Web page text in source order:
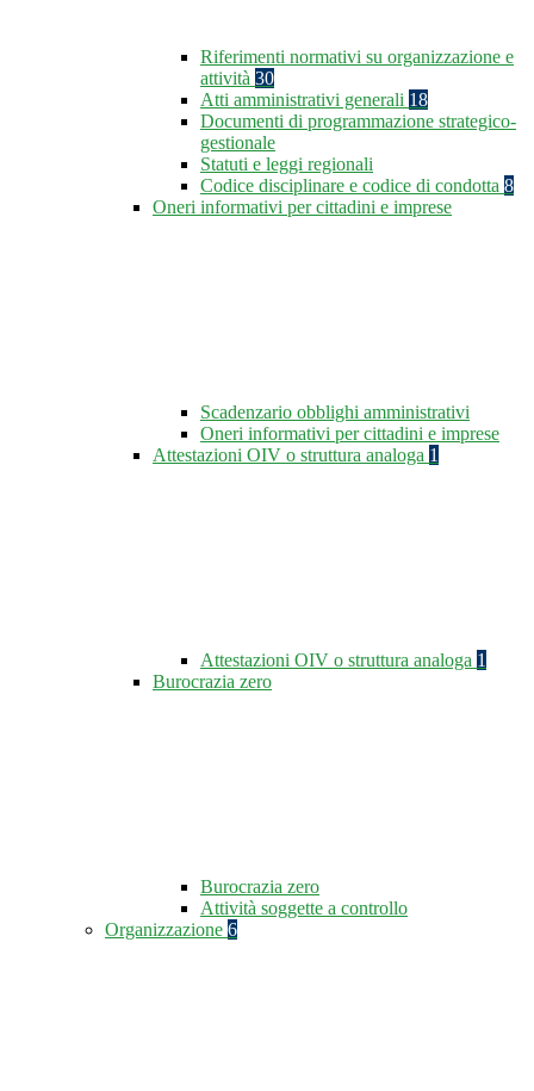
Riferimenti normativi su organizzazione e
attività 30
Atti amministrativi generali 18
Documenti di programmazione strategico-
gestionale
Statuti e leggi regionali
Codice disciplinare e codice di condotta 8
Oneri informativi per cittadini e imprese
Scadenzario obblighi amministrativi
Oneri informativi per cittadini e imprese
Attestazioni OIV o struttura analoga 1
Attestazioni OIV o struttura analoga 1
Burocrazia zero
Burocrazia zero
Attività soggette a controllo
Organizzazione 6